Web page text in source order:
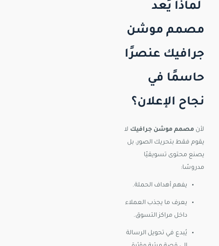
لماذا يُعد
مصمم موشن
جرافيك عنصرًا
حاسمًا في
نجاح الإعلان؟
لأن مصمم موشن جرافيك لا
يقوم فقط بتحريك الصور، بل
يصنع محتوى تسويقيًا
مدروسًا:
يفهم أهداف الحملة.
يعرف ما يجذب العملاء
داخل مراكز التسوق.
يُبدع في تحويل الرسالة